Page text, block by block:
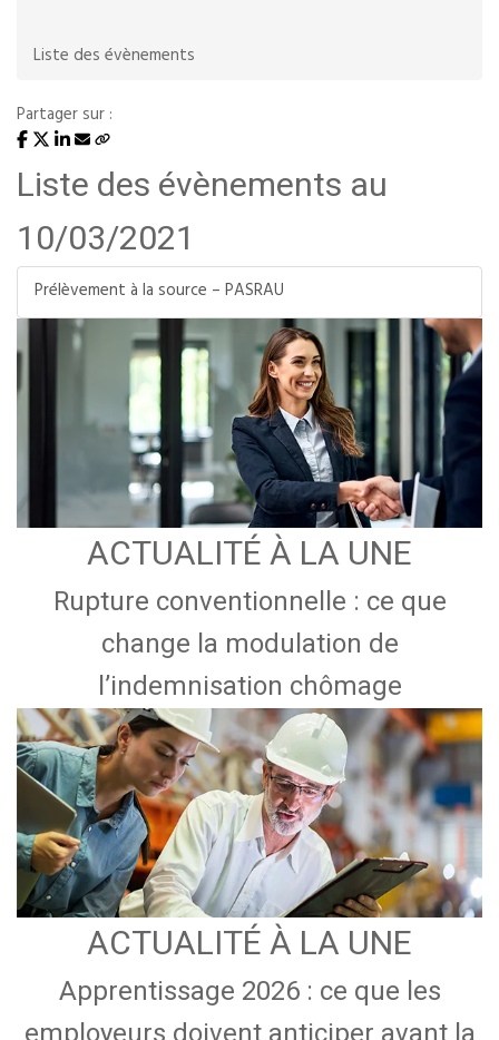
Liste des évènements
Partager sur :
Liste des évènements au
10/03/2021
Prélèvement à la source – PASRAU
ACTUALITÉ À LA UNE
Rupture conventionnelle : ce que
change la modulation de
l’indemnisation chômage
ACTUALITÉ À LA UNE
Apprentissage 2026 : ce que les